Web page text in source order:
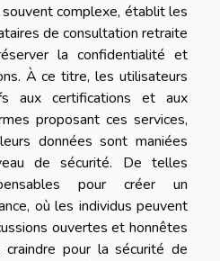
complexe, établit les
de consultation retraite
la confidentialité et
À ce titre, les utilisateurs
aux certifications et aux
proposant ces services,
données sont maniées
de sécurité. De telles
pour créer un
où les individus peuvent
ouvertes et honnêtes
pour la sécurité de